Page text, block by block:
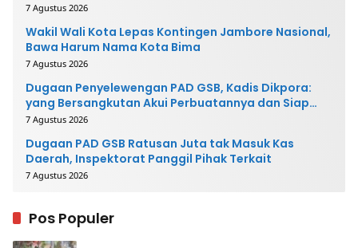
7 Agustus 2026
Wakil Wali Kota Lepas Kontingen Jambore Nasional,
Bawa Harum Nama Kota Bima
7 Agustus 2026
Dugaan Penyelewengan PAD GSB, Kadis Dikpora:
yang Bersangkutan Akui Perbuatannya dan Siap
Mengembalikan Uang
7 Agustus 2026
Dugaan PAD GSB Ratusan Juta tak Masuk Kas
Daerah, Inspektorat Panggil Pihak Terkait
7 Agustus 2026
Pos Populer